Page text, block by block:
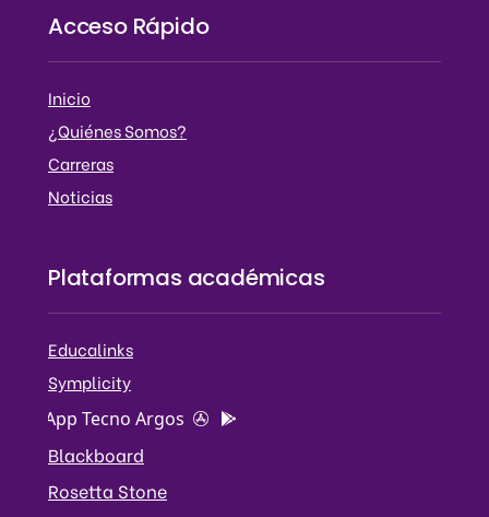
Acceso Rápido
Inicio
¿Quiénes Somos?
Carreras
Noticias
Plataformas académicas
Educalinks
Symplicity
App Tecno Argos
Blackboard
Rosetta Stone